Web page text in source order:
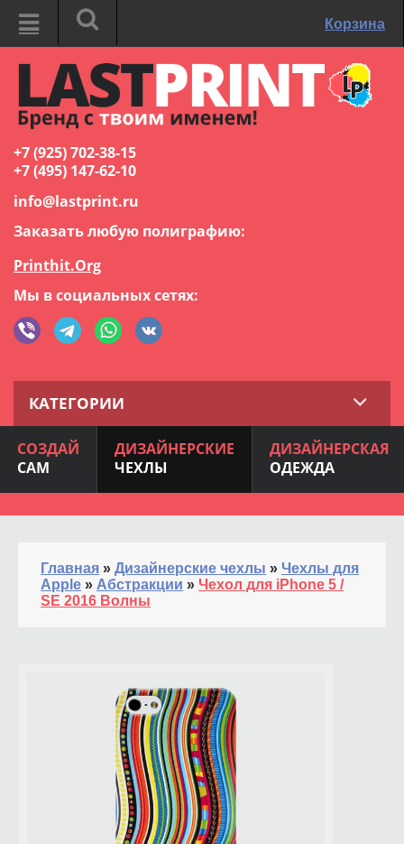
Корзина
+7 (925) 702-38-15
+7 (495) 147-62-10
info@lastprint.ru
Заказать любую полиграфию:
Printhit.Org
Мы в социальных сетях:
КАТЕГОРИИ
СОЗДАЙ
САМ
ДИЗАЙНЕРСКИЕ
ЧЕХЛЫ
ДИЗАЙНЕРСКАЯ
ОДЕЖДА
Главная » Дизайнерские чехлы » Чехлы для
Apple » Абстракции » Чехол для iPhone 5 /
SE 2016 Волны